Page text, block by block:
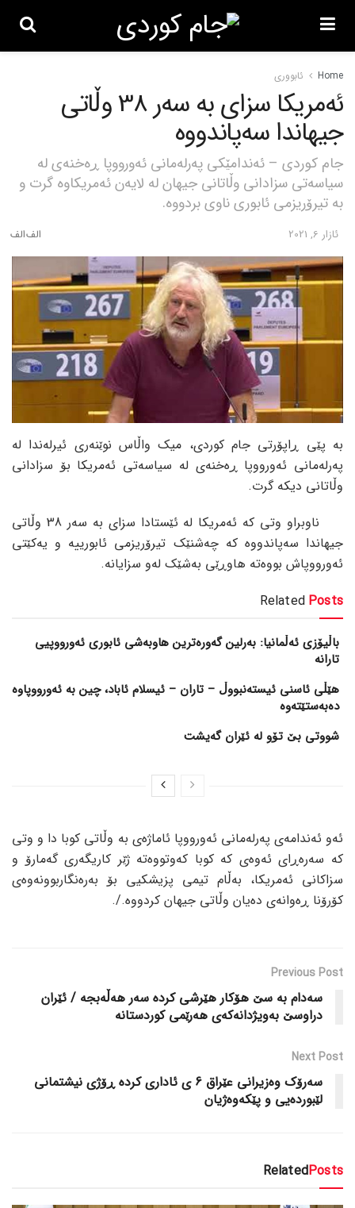
Home ئابووری
ئەمریکا سزای بە سەر 38 وڵاتی
جیهاندا سەپاندووە
جام کوردی – ئەندامێکی پەرلەمانی ئەورووپا ڕەخنەی لە
سیاسەتی سزادانی وڵاتانی جیهان لە لایەن ئەمریکاوە گرت و
بە تیرۆریزمی ئابوری ناوی بردووە.
ئازار 6, 2021
بە پێی ڕاپۆرتی جام کوردی، میک واڵاس نوێنەری ئیرلەندا لە
پەرلەمانی ئەورووپا ڕەخنەی لە سیاسەتی ئەمریکا بۆ سزادانی
وڵاتانی دیکە گرت.
ناوبراو وتی کە ئەمریکا لە ئێستادا سزای بە سەر 38 وڵاتی
جیهاندا سەپاندووە کە چەشنێک تیرۆریزمی ئابورییە و یەکێتی
ئەورووپاش بووەتە هاوڕێی بەشێک لەو سزایانە.
Related Posts
باڵیۆزی ئەڵمانیا: بەرلین گەورەترین هاوبەشی ئابوری ئەورووپیی
تارانە
هێڵی ئاسنی ئیستەنبووڵ – تاران – ئیسلام ئاباد، چین بە ئەورووپاوە
دەبەستێتەوە
شووتی بێ تۆو لە ئێران گەیشت
ئەو ئەندامەی پەرلەمانی ئەورووپا ئاماژەی بە وڵاتی کوبا دا و وتی
کە سەرەڕای ئەوەی کە کوبا کەوتووەتە ژێر کاریگەری گەمارۆ و
سزاکانی ئەمریکا، بەڵام تیمی پزیشکیی بۆ بەرەنگاربوونەوەی
کۆرۆنا ڕەوانەی دەیان وڵاتی جیهان کردووە./.
Previous Post
سەدام بە سێ هۆکار هێرشی کردە سەر هەڵەبجە / ئێران
دراوسێ بەویژدانەکەی هەرێمی کوردستانە
Next Post
سەرۆک وەزیرانی عێراق 6 ی ئاداری کردە ڕۆژی نیشتمانی
لێبوردەیی و پێکەوەژیان
RelatedPosts